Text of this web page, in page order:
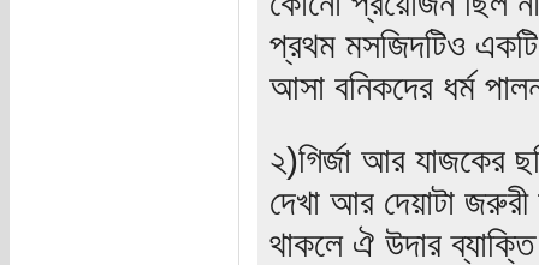
প্রথম মসজিদটিও
আসা বনিকদের ধর্ম
২)গির্জা আর যাজকের
দেখা আর দেয়াটা
থাকলে ঐ উদার